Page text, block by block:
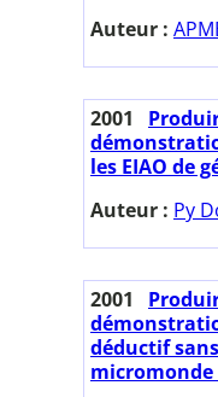
Auteur :
2001
les EIAO de
Auteur : Py
2001
déductif
micromonde